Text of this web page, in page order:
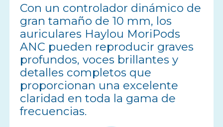
Con un controlador dinámico de
gran tamaño de 10 mm, los
auriculares Haylou MoriPods
ANC pueden reproducir graves
profundos, voces brillantes y
detalles completos que
proporcionan una excelente
claridad en toda la gama de
frecuencias.